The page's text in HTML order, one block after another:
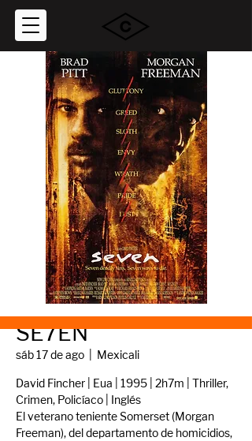
SE7EN
sáb 17 de ago Mexicali
David Fincher | Eua | 1995 | 2h7m | Thriller,
Crimen, Policíaco | Inglés
El veterano teniente Somerset (Morgan
Freeman), del departamento de homicidios,